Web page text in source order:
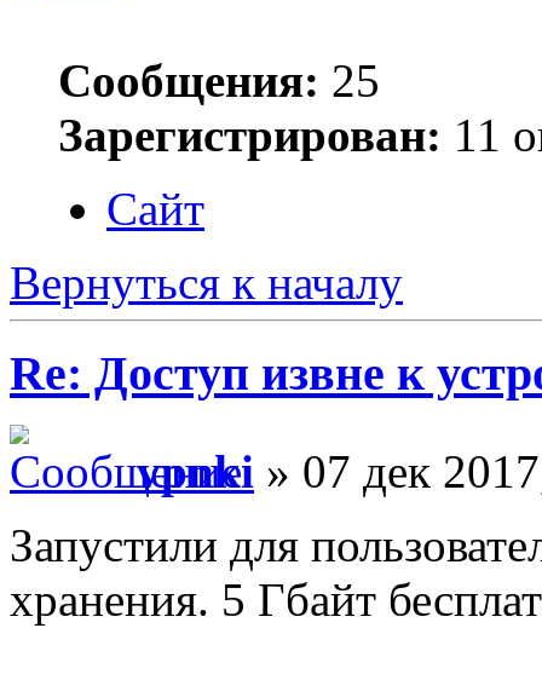
Сообщения: 25
Зарегистрирован: 11
Сайт
Вернуться к началу
Re: Доступ извне к
vpnki » 07 дек
Запустили для
хранения. 5 Гбайт